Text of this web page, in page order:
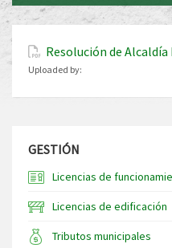
Resolución de Alcaldía
Uploaded by:
GESTIÓN
Licencias de
Licencias de edificación
Tributos municipales